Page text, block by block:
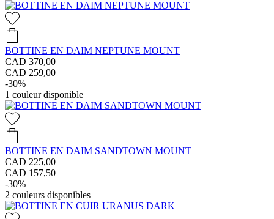
BOTTINE EN DAIM NEPTUNE MOUNT
CAD 370,00
CAD 259,00
-30%
1 couleur disponible
BOTTINE EN DAIM SANDTOWN MOUNT
CAD 225,00
CAD 157,50
-30%
2 couleurs disponibles